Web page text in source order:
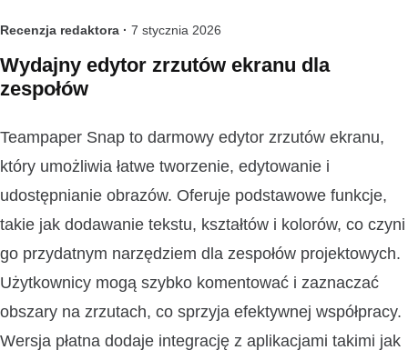
Recenzja redaktora · 7 stycznia 2026
Wydajny edytor zrzutów ekranu dla
zespołów
Teampaper Snap to darmowy edytor zrzutów ekranu,
który umożliwia łatwe tworzenie, edytowanie i
udostępnianie obrazów. Oferuje podstawowe funkcje,
takie jak dodawanie tekstu, kształtów i kolorów, co czyni
go przydatnym narzędziem dla zespołów projektowych.
Użytkownicy mogą szybko komentować i zaznaczać
obszary na zrzutach, co sprzyja efektywnej współpracy.
Wersja płatna dodaje integrację z aplikacjami takimi jak